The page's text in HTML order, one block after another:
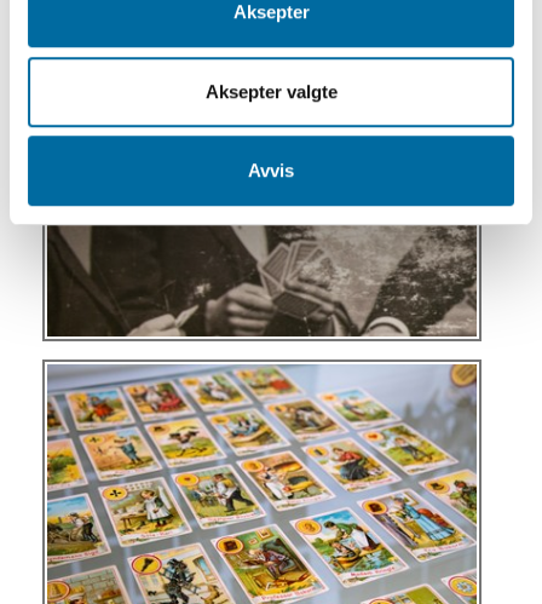
Aksepter
Aksepter valgte
Avvis